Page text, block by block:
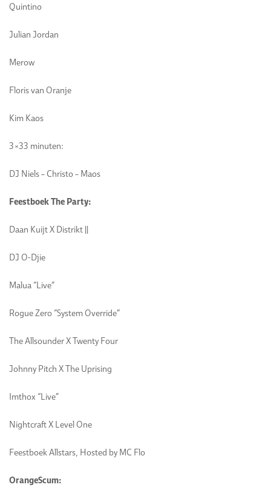
Quintino
Julian Jordan
Merow
Floris van Oranje
Kim Kaos
3×33 minuten:
DJ Niels – Christo – Maos
Feestboek The Party:
Daan Kuijt X Distrikt ||
DJ O-Djie
Malua “Live”
Rogue Zero “System Override”
The Allsounder X Twenty Four
Johnny Pitch X The Uprising
Imthox “Live”
Nightcraft X Level One
Feestboek Allstars, Hosted by MC Flo
OrangeScum: